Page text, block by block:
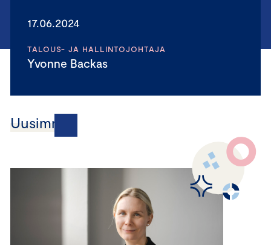
17.06.2024
TALOUS- JA HALLINTOJOHTAJA
Yvonne Backas
Uusimmat